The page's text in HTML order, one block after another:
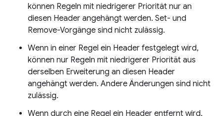
können Regeln mit niedrigerer Priorität nur an
diesen Header angehängt werden. Set- und
Remove-Vorgänge sind nicht zulässig.
Wenn in einer Regel ein Header festgelegt wird,
können nur Regeln mit niedrigerer Priorität aus
derselben Erweiterung an diesen Header
angehängt werden. Andere Änderungen sind nicht
zulässig.
Wenn durch eine Regel ein Header entfernt wird,